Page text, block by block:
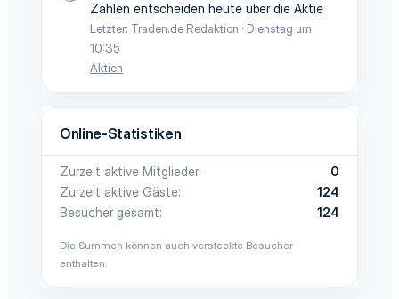
Zahlen entscheiden heute über die Aktie
Letzter: Traden.de Redaktion
Dienstag um
10:35
Aktien
Online-Statistiken
Zurzeit aktive Mitglieder
0
Zurzeit aktive Gäste
124
Besucher gesamt
124
Die Summen können auch versteckte Besucher
enthalten.